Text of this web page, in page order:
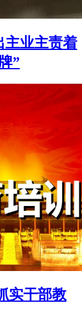
主业主责着
”
实干部教